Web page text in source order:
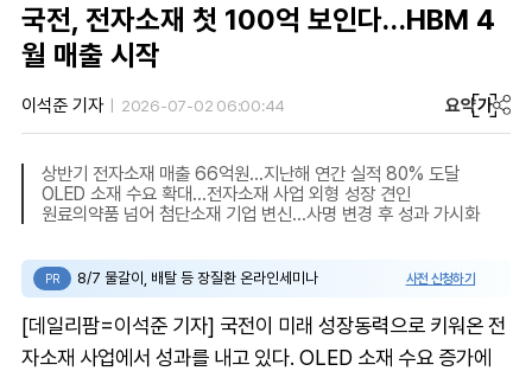
국전, 전자소재 첫 100억 보인다…HBM 4
월 매출 시작
이석준 기자 2026-07-02 06:00:44 요약가
상반기 전자소재 매출 66억원…지난해 연간 실적 80% 도달
OLED 소재 수요 확대…전자소재 사업 외형 성장 견인
원료의약품 넘어 첨단소재 기업 변신…사명 변경 후 성과 가시화
PR 8/7 물갈이, 배탈 등 장질환 온라인세미나 사전 신청하기
[데일리팜=이석준 기자] 국전이 미래 성장동력으로 키워온 전
자소재 사업에서 성과를 내고 있다. OLED 소재 수요 증가에